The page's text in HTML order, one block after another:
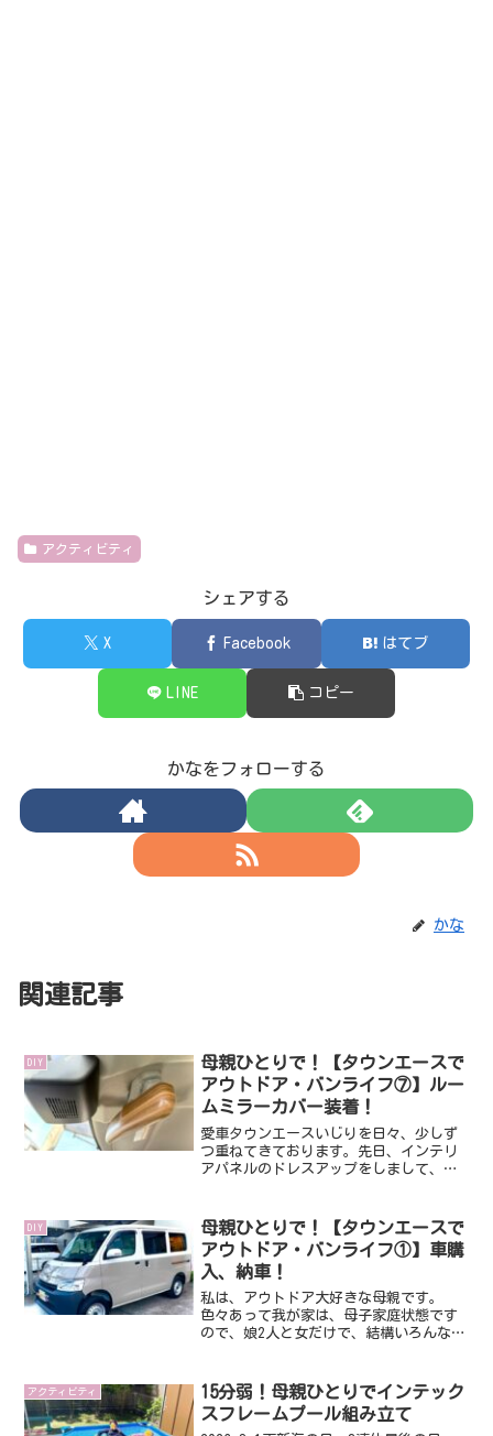
アクティビティ
シェアする
X Facebook はてブ
LINE コピー
かなをフォローする
かな
関連記事
DIY
母親ひとりで！【タウンエースで
アウトドア・バンライフ⑦】ルー
ムミラーカバー装着！
愛車タウンエースいじりを日々、少しず
つ重ねてきております。先日、インテリ
アパネルのドレスアップをしまして、そ
バーを購入しました！購入した商品はこ
ちら↓(function...
DIY
母親ひとりで！【タウンエースで
アウトドア・バンライフ①】車購
入、納車！
私は、アウトドア大好きな母親です。
色々あって我が家は、母子家庭状態です
ので、娘2人と女だけで、結構いろんなア
もしてました。ただ、母親ひとり、小さ
い娘2人だと、どうしても...
アクティビティ
15分弱！母親ひとりでインテック
スフレームプール組み立て